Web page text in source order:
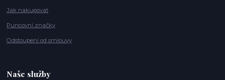
Jak nakupovat
Puncovní značky
Odstoupení od smlouvy
Naše služby